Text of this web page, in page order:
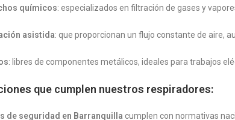
químicos: especializados en filtración de gases y
asistida: que proporcionan un flujo constante de aire,
: libres de componentes metálicos, ideales para trabajos
que cumplen nuestros respiradores:
de seguridad en Barranquilla cumplen con normativas